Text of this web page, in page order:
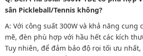
sân Pickleball/Tennis không?
A: Với công suất 300W và khả năng cung
mẽ, đèn phù hợp với hầu hết các kích
Tuy nhiên, để đảm bảo độ rọi tối ưu